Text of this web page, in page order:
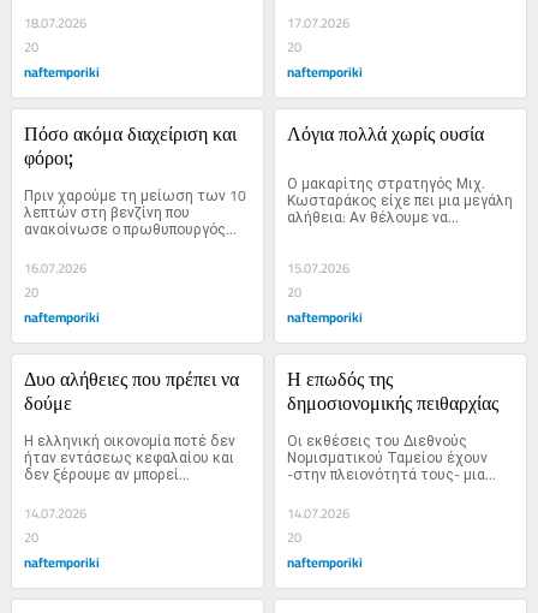
18.07.2026
20
naftemporiki
17.07.2026
20
naftemporiki
Πόσο ακόμα διαχείριση και
φόροι;
Πριν χαρούμε τη μείωση των 10
λεπτών στη βενζίνη που
ανακοίνωσε ο πρωθυπουργός...
16.07.2026
20
naftemporiki
Λόγια πολλά χωρίς ουσία
Ο μακαρίτης στρατηγός Μιχ.
Κωσταράκος είχε πει μια μεγάλη
αλήθεια: Αν θέλουμε να...
15.07.2026
20
naftemporiki
Δυο αλήθειες που πρέπει να
δούμε
Η ελληνική οικονομία ποτέ δεν
ήταν εντάσεως κεφαλαίου και
δεν ξέρουμε αν μπορεί...
14.07.2026
20
naftemporiki
Η επωδός της
δημοσιονομικής πειθαρχίας
Οι εκθέσεις του Διεθνούς
Νομισματικού Ταμείου έχουν
-στην πλειονότητά τους- μια...
14.07.2026
20
naftemporiki